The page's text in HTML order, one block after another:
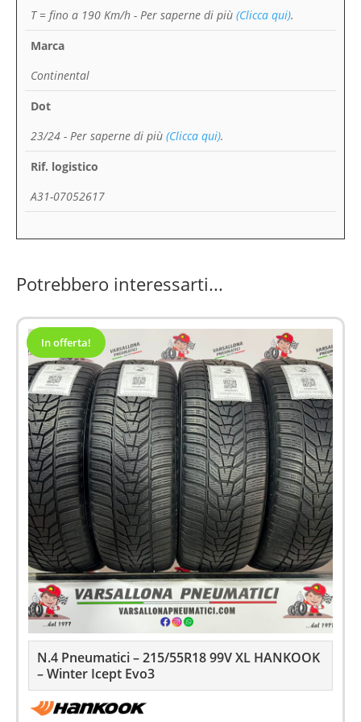
T = fino a 190 Km/h - Per saperne di più (Clicca qui).
Marca
Continental
Dot
23/24 - Per saperne di più (Clicca qui).
Rif. logistico
A31-07052617
Potrebbero interessarti...
In offerta!
N.4 Pneumatici – 215/55R18 99V XL HANKOOK
– Winter Icept Evo3